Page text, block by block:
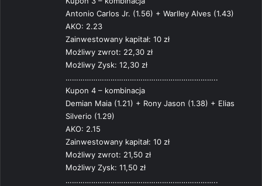
Antonio Carlos Jr. (1.56) + Warlley Alves (1.43)
AKO: 2.23
Zainwestowany kapitał: 10 zł
Możliwy zwrot: 22,30 zł
Możliwy Zysk: 12,30 zł
……………………………………………………………..
Kupon 4 – kombinacja
Demian Maia (1.21) + Rony Jason (1.38) + Elias
Silverio (1.29)
AKO: 2.15
Zainwestowany kapitał: 10 zł
Możliwy zwrot: 21,50 zł
Możliwy Zysk: 11,50 zł
……………………………………………………………..